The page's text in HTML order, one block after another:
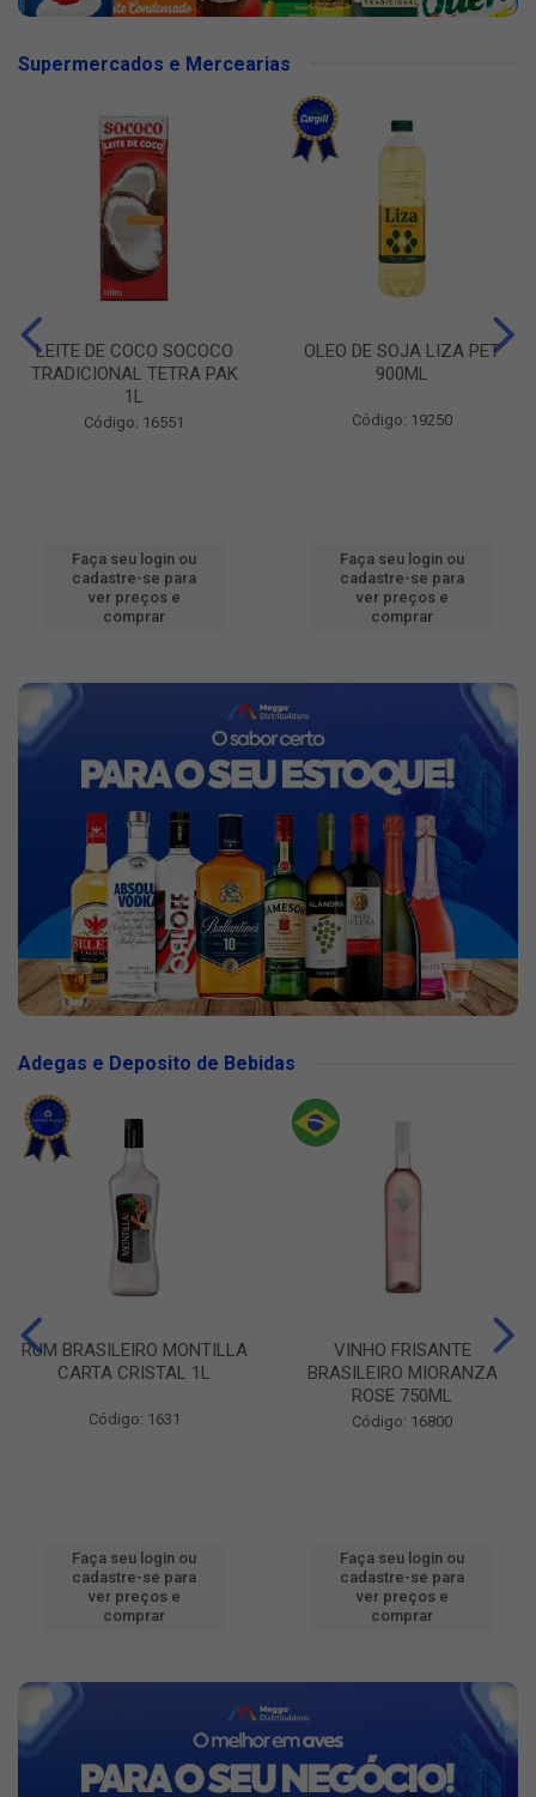
Supermercados e Mercearias
LEITE DE COCO SOCOCO
TRADICIONAL TETRA PAK
1L
Código: 16551
Faça seu login ou
cadastre-se para
ver preços e
comprar
OLEO DE SOJA LIZA PET
900ML
Código: 19250
Faça seu login ou
cadastre-se para
ver preços e
comprar
Adegas e Deposito de Bebidas
RUM BRASILEIRO MONTILLA
CARTA CRISTAL 1L
Código: 1631
Faça seu login ou
cadastre-se para
ver preços e
comprar
VINHO FRISANTE
BRASILEIRO MIORANZA
ROSE 750ML
Código: 16800
Faça seu login ou
cadastre-se para
ver preços e
comprar